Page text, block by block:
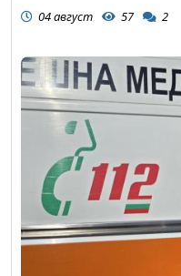
04 август 57 2